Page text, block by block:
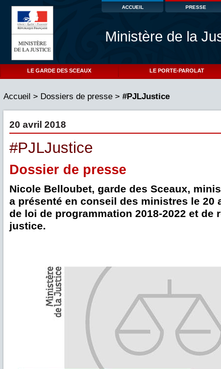
ACCUEIL PRESSE
Ministère de la
LE GARDE DES SCEAUX LE PORTE-PAROLAT
Accueil > Dossiers de presse> #PJLJustice
20 avril 2018
#PJLJustice
Dossier de presse
Nicole Belloubet, garde des Sceaux,
a présenté en conseil des ministres le 20
de loi de programmation 2018-2022 et de
justice.